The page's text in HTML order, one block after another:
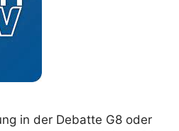
in der Debatte G8 oder